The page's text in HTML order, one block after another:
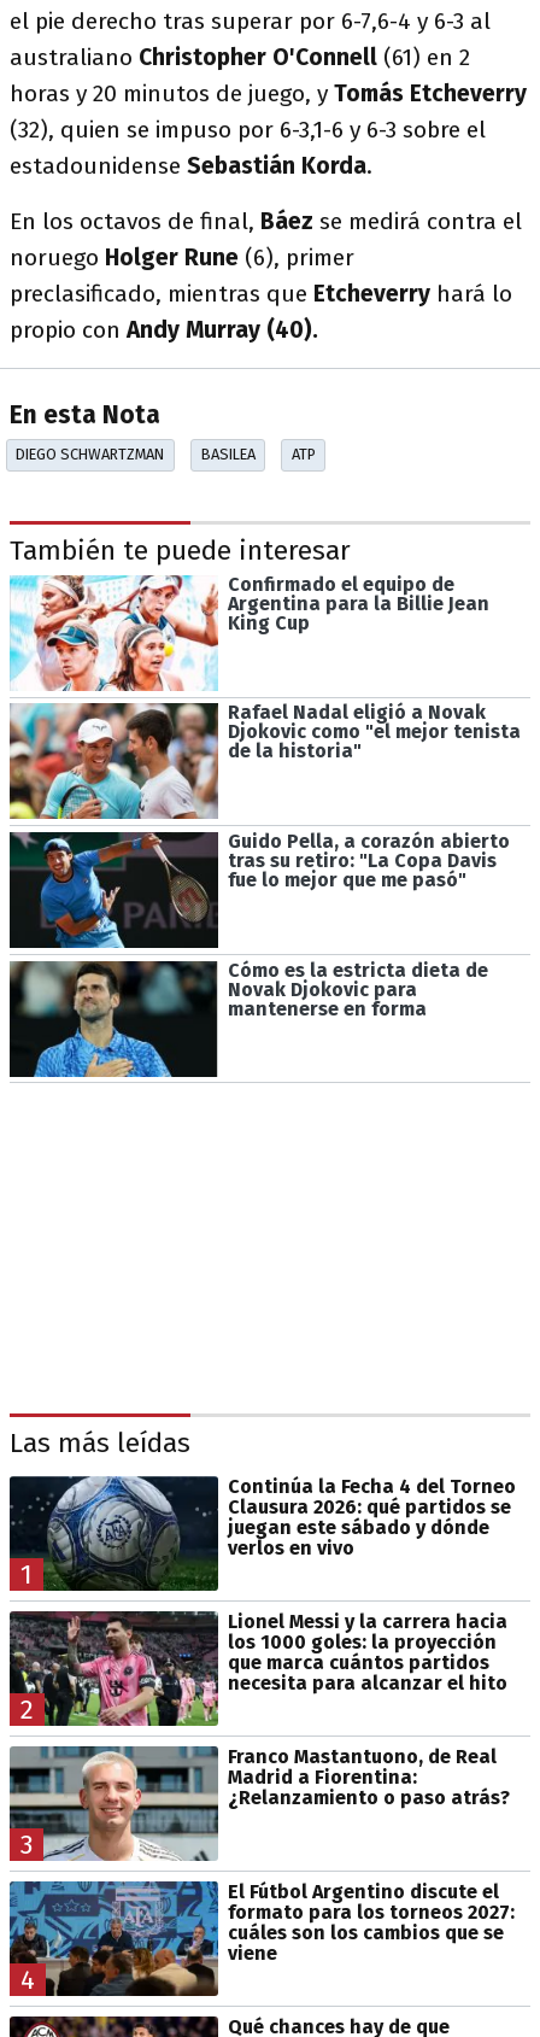
el pie derecho tras superar por 6-7,6-4 y 6-3 al
australiano Christopher O'Connell (61) en 2
horas y 20 minutos de juego, y Tomás Etcheverry
(32), quien se impuso por 6-3,1-6 y 6-3 sobre el
estadounidense Sebastián Korda.
En los octavos de final, Báez se medirá contra el
noruego Holger Rune (6), primer
preclasificado, mientras que Etcheverry hará lo
propio conAndy Murray (40).
En esta Nota
DIEGO SCHWARTZMAN BASILEA ATP
También te puede interesar
Confirmado el equipo de
Argentina para la Billie Jean
King Cup
Rafael Nadal eligió a Novak
Djokovic como "el mejor tenista
de la historia"
Guido Pella, a corazón abierto
tras su retiro: "La Copa Davis
fue lo mejor que me pasó"
Cómo es la estricta dieta de
Novak Djokovic para
mantenerse en forma
Las más leídas
1
Continúa la Fecha 4 del Torneo
Clausura 2026: qué partidos se
juegan este sábado y dónde
verlos en vivo
2
Lionel Messi y la carrera hacia
los 1000 goles: la proyección
que marca cuántos partidos
necesita para alcanzar el hito
3
Franco Mastantuono, de Real
Madrid a Fiorentina:
¿Relanzamiento o paso atrás?
4
El Fútbol Argentino discute el
formato para los torneos 2027:
cuáles son los cambios que se
viene
Qué chances hay de que